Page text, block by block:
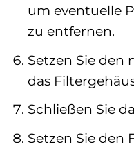
um eventuelle
zu entfernen.
Setzen Sie den
das
Schließen Sie
Setzen Sie den